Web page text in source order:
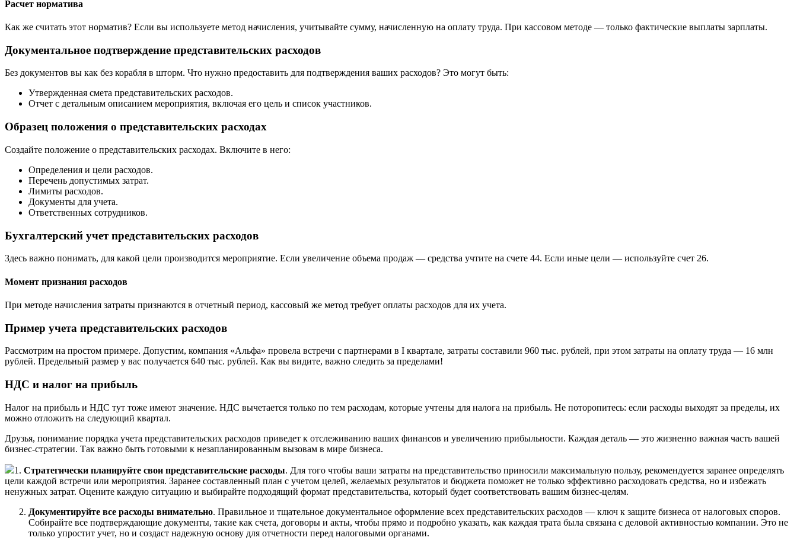
Расчет норматива
Как же считать этот норматив? Если вы используете метод начисления, учитывайте сумму, начисленную на оплату труда. При кассовом методе — только фактические выплаты зарплаты.
Документальное подтверждение представительских расходов
Без документов вы как без корабля в шторм. Что нужно предоставить для подтверждения ваших расходов? Это могут быть:
Утвержденная смета представительских расходов.
Отчет с детальным описанием мероприятия, включая его цель и список участников.
Образец положения о представительских расходах
Создайте положение о представительских расходах. Включите в него:
Определения и цели расходов.
Перечень допустимых затрат.
Лимиты расходов.
Документы для учета.
Ответственных сотрудников.
Бухгалтерский учет представительских расходов
Здесь важно понимать, для какой цели производится мероприятие. Если увеличение объема продаж — средства учтите на счете 44. Если иные цели — используйте счет 26.
Момент признания расходов
При методе начисления затраты признаются в отчетный период, кассовый же метод требует оплаты расходов для их учета.
Пример учета представительских расходов
Рассмотрим на простом примере. Допустим, компания «Альфа» провела встречи с партнерами в I квартале, затраты составили 960 тыс. рублей, при этом затраты на оплату труда — 16 млн
рублей. Предельный размер у вас получается 640 тыс. рублей. Как вы видите, важно следить за пределами!
НДС и налог на прибыль
Налог на прибыль и НДС тут тоже имеют значение. НДС вычетается только по тем расходам, которые учтены для налога на прибыль. Не поторопитесь: если расходы выходят за пределы, их
можно отложить на следующий квартал.
Друзья, понимание порядка учета представительских расходов приведет к отслеживанию ваших финансов и увеличению прибыльности. Каждая деталь — это жизненно важная часть вашей
бизнес-стратегии. Так важно быть готовыми к незапланированным вызовам в мире бизнеса.
1. Стратегически планируйте свои представительские расходы. Для того чтобы ваши затраты на представительство приносили максимальную пользу, рекомендуется заранее определять
цели каждой встречи или мероприятия. Заранее составленный план с учетом целей, желаемых результатов и бюджета поможет не только эффективно расходовать средства, но и избежать
ненужных затрат. Оцените каждую ситуацию и выбирайте подходящий формат представительства, который будет соответствовать вашим бизнес-целям.
Документируйте все расходы внимательно. Правильное и тщательное документальное оформление всех представительских расходов — ключ к защите бизнеса от налоговых споров.
Собирайте все подтверждающие документы, такие как счета, договоры и акты, чтобы прямо и подробно указать, как каждая трата была связана с деловой активностью компании. Это не
только упростит учет, но и создаст надежную основу для отчетности перед налоговыми органами.